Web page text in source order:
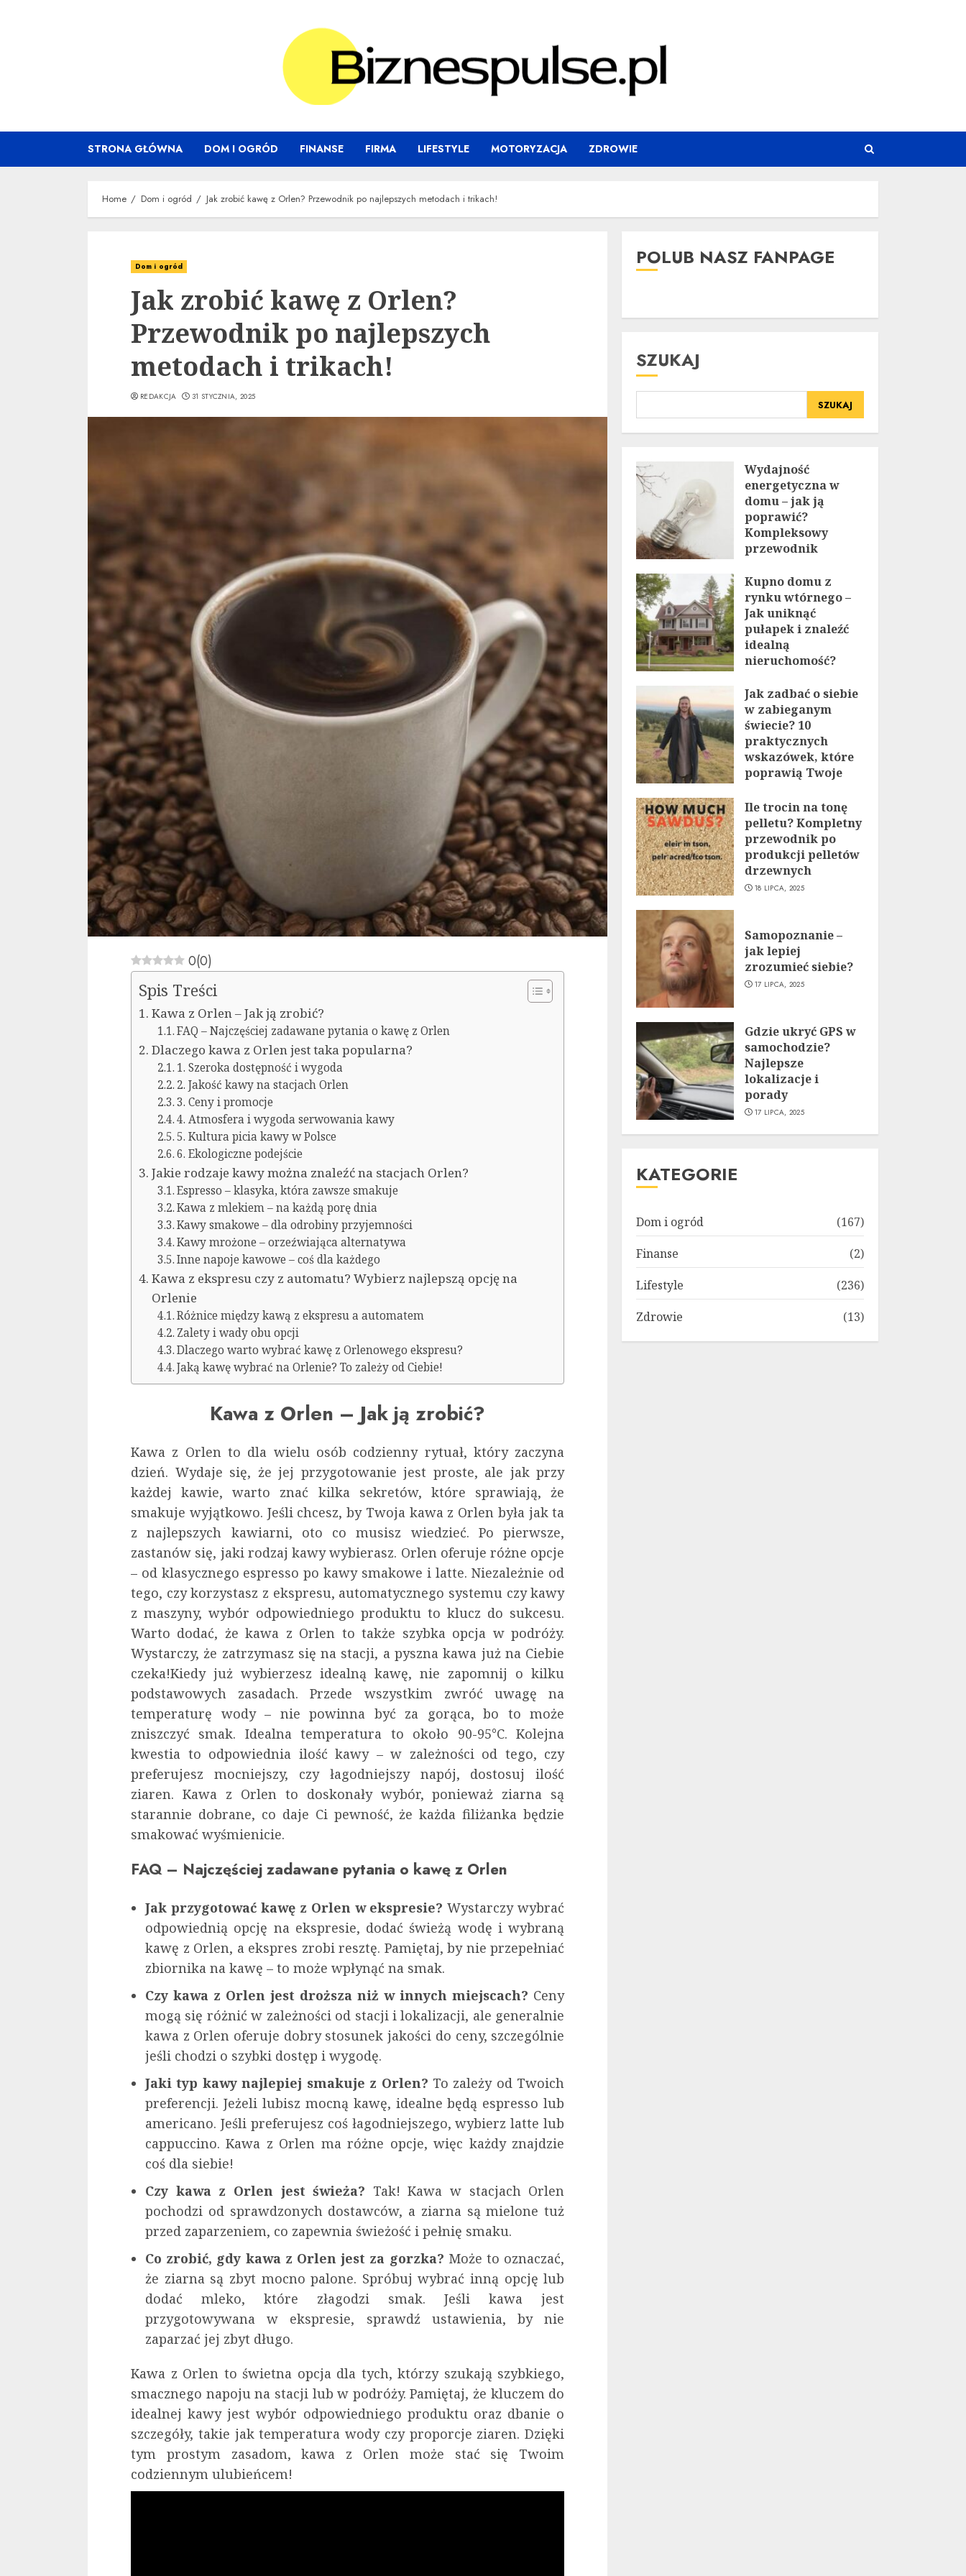
STRONA GŁÓWNA DOM I OGRÓD FINANSE FIRMA LIFESTYLE MOTORYZACJA ZDROWIE
Home Dom i ogród Jak zrobić kawę z Orlen? Przewodnik po najlepszych metodach i trikach!
Dom i ogród
Jak zrobić kawę z Orlen?
Przewodnik po najlepszych
metodach i trikach!
REDAKCJA 31 STYCZNIA, 2025
0(0)
Spis Treści
Kawa z Orlen – Jak ją zrobić?
FAQ – Najczęściej zadawane pytania o kawę z Orlen
Dlaczego kawa z Orlen jest taka popularna?
1. Szeroka dostępność i wygoda
2. Jakość kawy na stacjach Orlen
3. Ceny i promocje
4. Atmosfera i wygoda serwowania kawy
5. Kultura picia kawy w Polsce
6. Ekologiczne podejście
Jakie rodzaje kawy można znaleźć na stacjach Orlen?
Espresso – klasyka, która zawsze smakuje
Kawa z mlekiem – na każdą porę dnia
Kawy smakowe – dla odrobiny przyjemności
Kawy mrożone – orzeźwiająca alternatywa
Inne napoje kawowe – coś dla każdego
Kawa z ekspresu czy z automatu? Wybierz najlepszą opcję na
Orlenie
Różnice między kawą z ekspresu a automatem
Zalety i wady obu opcji
Dlaczego warto wybrać kawę z Orlenowego ekspresu?
Jaką kawę wybrać na Orlenie? To zależy od Ciebie!
Kawa z Orlen – Jak ją zrobić?
Kawa z Orlen to dla wielu osób codzienny rytuał, który zaczyna
dzień. Wydaje się, że jej przygotowanie jest proste, ale jak przy
każdej kawie, warto znać kilka sekretów, które sprawiają, że
smakuje wyjątkowo. Jeśli chcesz, by Twoja kawa z Orlen była jak ta
z najlepszych kawiarni, oto co musisz wiedzieć. Po pierwsze,
zastanów się, jaki rodzaj kawy wybierasz. Orlen oferuje różne opcje
– od klasycznego espresso po kawy smakowe i latte. Niezależnie od
tego, czy korzystasz z ekspresu, automatycznego systemu czy kawy
z maszyny, wybór odpowiedniego produktu to klucz do sukcesu.
Warto dodać, że kawa z Orlen to także szybka opcja w podróży.
Wystarczy, że zatrzymasz się na stacji, a pyszna kawa już na Ciebie
czeka!Kiedy już wybierzesz idealną kawę, nie zapomnij o kilku
podstawowych zasadach. Przede wszystkim zwróć uwagę na
temperaturę wody – nie powinna być za gorąca, bo to może
zniszczyć smak. Idealna temperatura to około 90-95°C. Kolejna
kwestia to odpowiednia ilość kawy – w zależności od tego, czy
preferujesz mocniejszy, czy łagodniejszy napój, dostosuj ilość
ziaren. Kawa z Orlen to doskonały wybór, ponieważ ziarna są
starannie dobrane, co daje Ci pewność, że każda filiżanka będzie
smakować wyśmienicie.
FAQ – Najczęściej zadawane pytania o kawę z Orlen
Jak przygotować kawę z Orlen w ekspresie? Wystarczy wybrać
odpowiednią opcję na ekspresie, dodać świeżą wodę i wybraną
kawę z Orlen, a ekspres zrobi resztę. Pamiętaj, by nie przepełniać
zbiornika na kawę – to może wpłynąć na smak.
Czy kawa z Orlen jest droższa niż w innych miejscach? Ceny
mogą się różnić w zależności od stacji i lokalizacji, ale generalnie
kawa z Orlen oferuje dobry stosunek jakości do ceny, szczególnie
jeśli chodzi o szybki dostęp i wygodę.
Jaki typ kawy najlepiej smakuje z Orlen? To zależy od Twoich
preferencji. Jeżeli lubisz mocną kawę, idealne będą espresso lub
americano. Jeśli preferujesz coś łagodniejszego, wybierz latte lub
cappuccino. Kawa z Orlen ma różne opcje, więc każdy znajdzie
coś dla siebie!
Czy kawa z Orlen jest świeża? Tak! Kawa w stacjach Orlen
pochodzi od sprawdzonych dostawców, a ziarna są mielone tuż
przed zaparzeniem, co zapewnia świeżość i pełnię smaku.
Co zrobić, gdy kawa z Orlen jest za gorzka? Może to oznaczać,
że ziarna są zbyt mocno palone. Spróbuj wybrać inną opcję lub
dodać mleko, które złagodzi smak. Jeśli kawa jest
przygotowywana w ekspresie, sprawdź ustawienia, by nie
zaparzać jej zbyt długo.
Kawa z Orlen to świetna opcja dla tych, którzy szukają szybkiego,
smacznego napoju na stacji lub w podróży. Pamiętaj, że kluczem do
idealnej kawy jest wybór odpowiedniego produktu oraz dbanie o
szczegóły, takie jak temperatura wody czy proporcje ziaren. Dzięki
tym prostym zasadom, kawa z Orlen może stać się Twoim
codziennym ulubieńcem!
POLUB NASZ FANPAGE
SZUKAJ
SZUKAJ
Wydajność
energetyczna w
domu – jak ją
poprawić?
Kompleksowy
przewodnik
Kupno domu z
rynku wtórnego –
Jak uniknąć
pułapek i znaleźć
idealną
nieruchomość?
Jak zadbać o siebie
w zabieganym
świecie? 10
praktycznych
wskazówek, które
poprawią Twoje
19 LIPCA, 2025
Ile trocin na tonę
pelletu? Kompletny
przewodnik po
produkcji pelletów
drzewnych
18 LIPCA, 2025
Samopoznanie –
jak lepiej
zrozumieć siebie?
17 LIPCA, 2025
Gdzie ukryć GPS w
samochodzie?
Najlepsze
lokalizacje i
porady
17 LIPCA, 2025
KATEGORIE
Dom i ogród
(167)
Finanse
(2)
Lifestyle
(236)
Zdrowie
(13)